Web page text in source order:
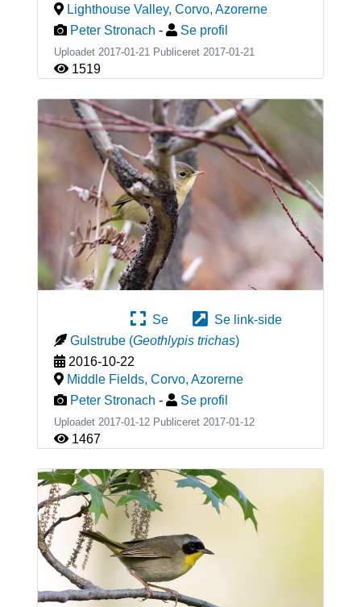
Lighthouse Valley, Corvo, Azorerne
Peter Stronach - Se profil
Uploadet 2017-01-21 Publiceret 2017-01-21
1519
Se
Se link-side
Gulstrube (Geothlypis trichas)
2016-10-22
Middle Fields, Corvo, Azorerne
Peter Stronach - Se profil
Uploadet 2017-01-12 Publiceret 2017-01-12
1467